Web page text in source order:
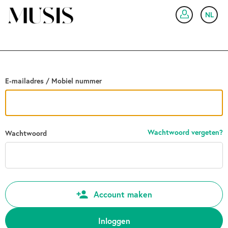
NL
E-mailadres / Mobiel nummer
Wachtwoord Wachtwoord vergeten?
Account maken
Inloggen